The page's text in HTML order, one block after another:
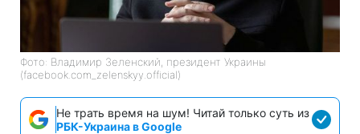
Фото: Владимир Зеленский, президент Украины
(facebook.com_zelenskyy.official)
Не трать время на шум! Читай только суть из
РБК-Украина в Google